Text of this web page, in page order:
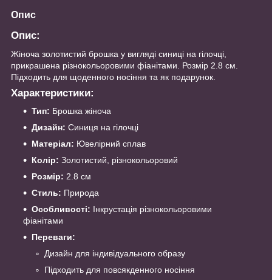
Опис
Опис:
Жіноча золотистий брошка у вигляді синиці на гілочці,
прикрашена різнокольоровими фіанітами. Розмір 2.8 см.
Підходить для щоденного носіння та як подарунок.
Характеристики:
Тип: Брошка жіноча
Дизайн: Синиця на гілочці
Матеріал: Ювелірний сплав
Колір: Золотистий, різнокольоровий
Розмір: 2.8 см
Стиль: Природа
Особливості: Інкрустація різнокольоровими
фіанітами
Переваги:
Дизайн для індивідуального образу
Підходить для повсякденного носіння